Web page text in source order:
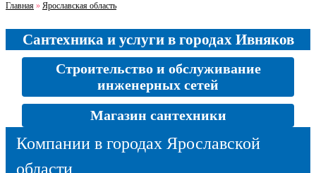
Главная » Ярославская область
Сантехника и услуги в городах Ивняков
Строительство и обслуживание
инженерных сетей
Магазин сантехники
Компании в городах Ярославской
области